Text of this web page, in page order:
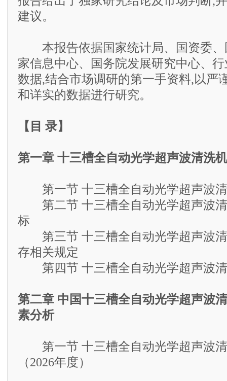
建议。
本报告依据国家统计局、国资委、
家信息中心、国务院发展研究中心、
数据,结合市场调研的第一手资料,以严
和详实的数据进行研究。
【目 录】
第一章 十三槽全自动光学超声波清洗
第一节 十三槽全自动光学超声波清
第二节 十三槽全自动光学超声波清
标
第三节 十三槽全自动光学超声波清
存相关规定
第四节 十三槽全自动光学超声波清
第二章 中国十三槽全自动光学超声波
素分析
第一节 十三槽全自动光学超声波清
（2026年度）